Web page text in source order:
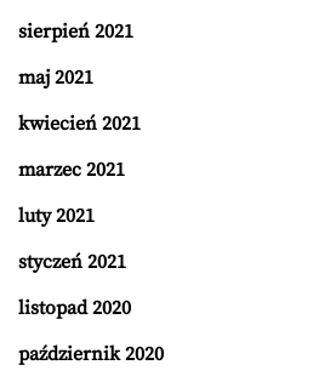
sierpień 2021
maj 2021
kwiecień 2021
marzec 2021
luty 2021
styczeń 2021
listopad 2020
październik 2020